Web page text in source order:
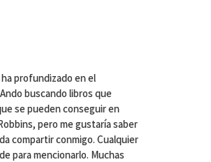
profundizado en el
buscando libros que
se pueden conseguir en
pero me gustaría saber
compartir conmigo. Cualquier
para mencionarlo. Muchas